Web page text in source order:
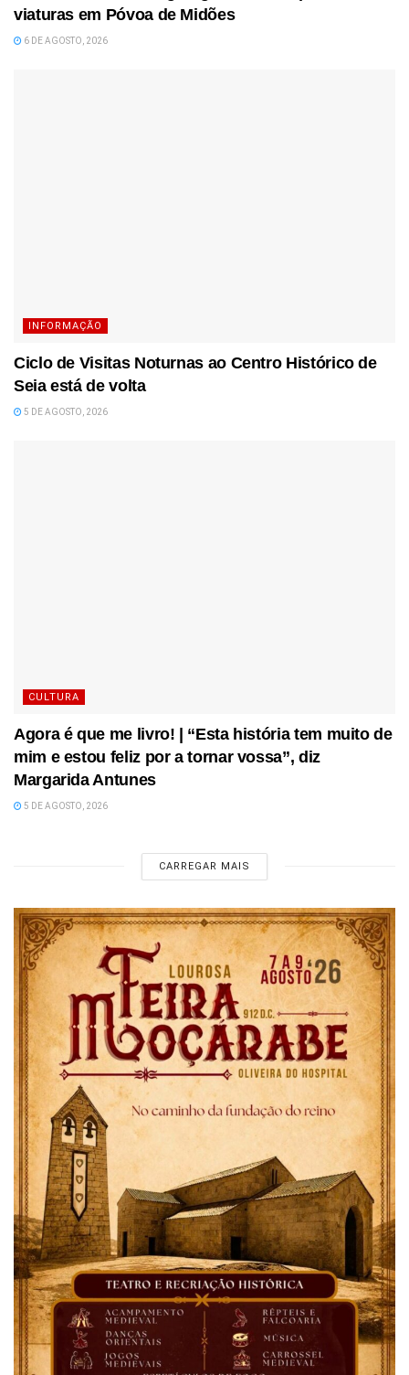
viaturas em Póvoa de Midões
6 DE AGOSTO, 2026
INFORMAÇÃO
Ciclo de Visitas Noturnas ao Centro Histórico de
Seia está de volta
5 DE AGOSTO, 2026
CULTURA
Agora é que me livro! | “Esta história tem muito de
mim e estou feliz por a tornar vossa”, diz
Margarida Antunes
5 DE AGOSTO, 2026
CARREGAR MAIS